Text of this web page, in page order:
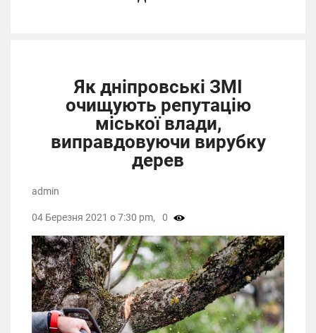
Як дніпровські ЗМІ
очищують репутацію
міської влади,
виправдовуючи вирубку
дерев
admin
04 Березня 2021 о 7:30 pm, 0